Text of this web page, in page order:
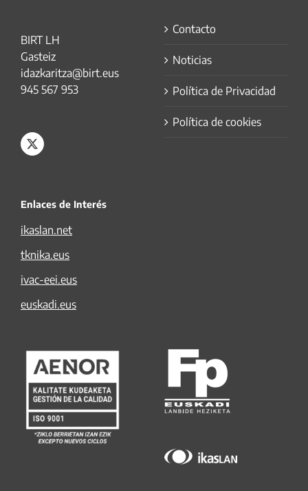
BIRT LH
Gasteiz
idazkaritza@birt.eus
945 567 953
Contacto
Noticias
Política de Privacidad
Política de cookies
Enlaces de Interés
ikaslan.net
tknika.eus
ivac-eei.eus
euskadi.eus